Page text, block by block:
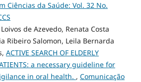
Ciências da Saúde: Vol. 32 No.
de Azevedo, Renata Costa
Ribeiro Salomon, Leila Bernarda
ACTIVE SEARCH OF ELDERLY
a necessary guideline for
in oral health. , Comunicação